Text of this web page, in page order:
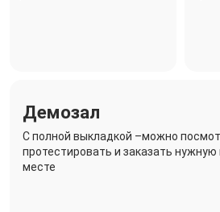
Демозал
C полной выкладкой –можно
протестировать и заказать
месте